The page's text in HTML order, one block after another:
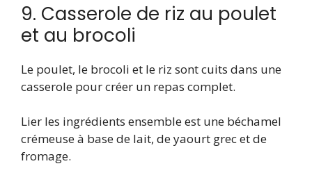
9. Casserole de riz au poulet
et au brocoli
Le poulet, le brocoli et le riz sont cuits dans une
casserole pour créer un repas complet.
Lier les ingrédients ensemble est une béchamel
crémeuse à base de lait, de yaourt grec et de
fromage.